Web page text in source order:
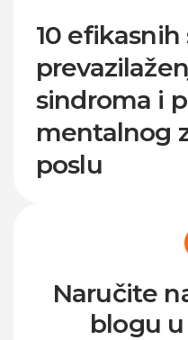
10
sindroma i
mentalnog
poslu
Naručite
blogu u